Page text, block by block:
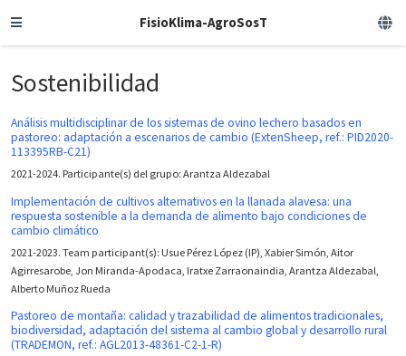
FisioKlima-AgroSosT
Sostenibilidad
Análisis multidisciplinar de los sistemas de ovino lechero basados en
pastoreo: adaptación a escenarios de cambio (ExtenSheep, ref.: PID2020-
113395RB-C21)
2021-2024. Participante(s) del grupo: Arantza Aldezabal
Implementación de cultivos alternativos en la llanada alavesa: una
respuesta sostenible a la demanda de alimento bajo condiciones de
cambio climático
2021-2023. Team participant(s): Usue Pérez López (IP), Xabier Simón, Aitor
Agirresarobe, Jon Miranda-Apodaca, Iratxe Zarraonaindia, Arantza Aldezabal,
Alberto Muñoz Rueda
Pastoreo de montaña: calidad y trazabilidad de alimentos tradicionales,
biodiversidad, adaptación del sistema al cambio global y desarrollo rural
(TRADEMON, ref.: AGL2013-48361-C2-1-R)